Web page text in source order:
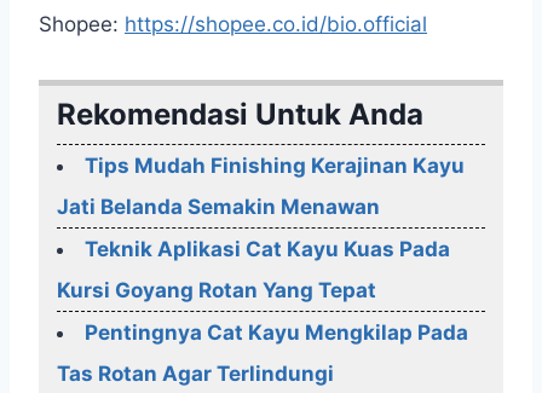
Shopee: https://shopee.co.id/bio.official
Rekomendasi Untuk Anda
Tips Mudah Finishing Kerajinan Kayu
Jati Belanda Semakin Menawan
Teknik Aplikasi Cat Kayu Kuas Pada
Kursi Goyang Rotan Yang Tepat
Pentingnya Cat Kayu Mengkilap Pada
Tas Rotan Agar Terlindungi